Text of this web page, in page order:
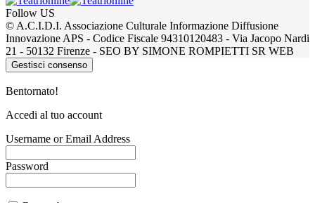
Follow US
© A.C.I.D.I. Associazione Culturale Informazione Diffusione
Innovazione APS - Codice Fiscale 94310120483 - Via Jacopo Nardi
21 - 50132 Firenze - SEO BY SIMONE ROMPIETTI SR WEB
Gestisci consenso
Bentornato!
Accedi al tuo account
Username or Email Address
Password